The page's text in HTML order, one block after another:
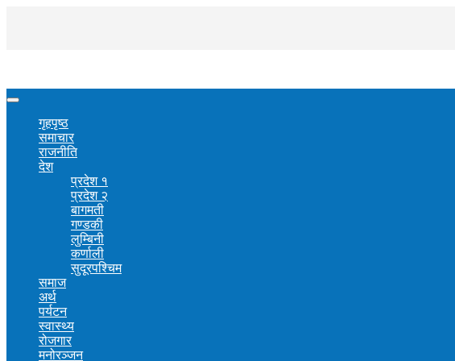
गृहपृष्ठ
समाचार
राजनीति
देश
प्रदेश १
प्रदेश २
बागमती
गण्डकी
लुम्बिनी
कर्णाली
सुदूरपश्चिम
समाज
अर्थ
पर्यटन
स्वास्थ्य
रोजगार
मनोरञ्जन